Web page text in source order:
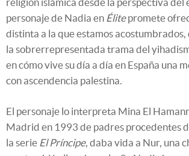
personaje de Nadia en Élitepromete
distinta a la que estamos
la sobrerrepresentada trama del
en cómo vive su día a día en España una
con ascendencia palestina.
El personaje lo interpreta Mina El
Madrid en 1993 de padres procedentes
la serie El Príncipe, daba vida a Nur, una